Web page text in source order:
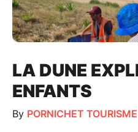
LA DUNE
ENFANTS
By PORNICHET TOURISME